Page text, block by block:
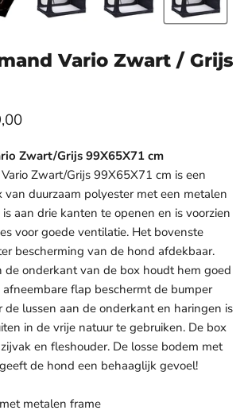
Vario Zwart / Grijs
prijs
Zwart/Grijs 99X65X71 cm
Zwart/Grijs 99X65X71 cm is een
van duurzaam polyester met een metalen
aan drie kanten te openen en is voorzien
voor goede ventilatie. Het bovenste
bescherming van de hond afdekbaar.
onderkant van de box houdt hem goed
flap beschermt de bumper
de lussen aan de onderkant en haringen is
in de vrije natuur te gebruiken. De box
en fleshouder. De losse bodem met
de hond een behaaglijk gevoel!
metalen frame